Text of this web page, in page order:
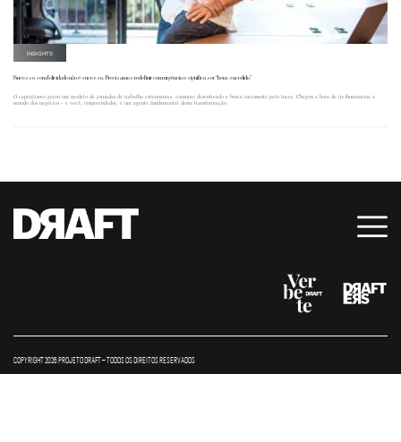
INSIGHTS
Sucesso sem felicidade não é sucesso. Precisamos redefinir com urgência o significa ser “bem-sucedido”
O capitalismo gerou um modelo de jornadas de trabalho extenuantes, consumo desenfreado e busca incessante pelo lucro. Chegou a hora de (re)humanizar o
mundo dos negócios – e você, empreendedor, é um agente fundamental dessa transformação.
COPYRIGHT 2026 PROJETO DRAFT – TODOS OS DIREITOS RESERVADOS